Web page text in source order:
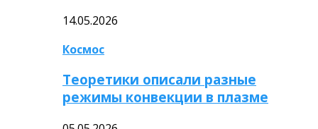
14.05.2026
Космос
Теоретики описали разные
режимы конвекции в плазме